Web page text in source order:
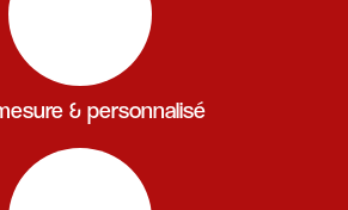
& personnalisé